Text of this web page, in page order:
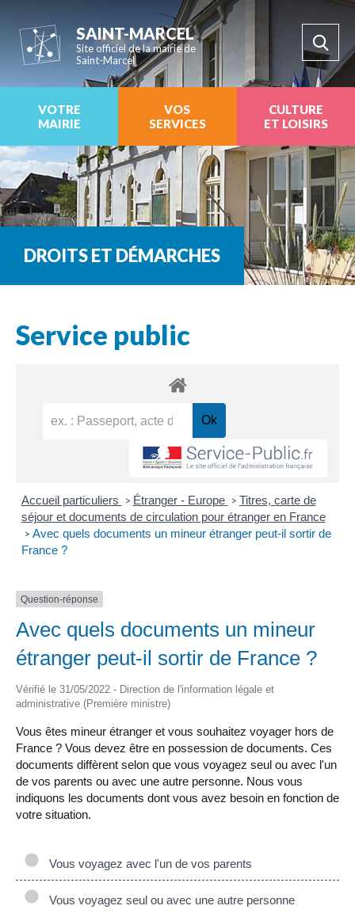
SAINT-MARCEL
Site officiel de la mairie de
Saint-Marcel
VOTRE
MAIRIE
VOS
SERVICES
CULTURE
ET LOISIRS
DROITS ET DÉMARCHES
Service public
Accueil particuliers > Étranger - Europe > Titres, carte de
séjour et documents de circulation pour étranger en France
> Avec quels documents un mineur étranger peut-il sortir de
France ?
Question-réponse
Avec quels documents un mineur
étranger peut-il sortir de France ?
Vérifié le 31/05/2022 - Direction de l'information légale et
administrative (Première ministre)
Vous êtes mineur étranger et vous souhaitez voyager hors de
France ? Vous devez être en possession de documents. Ces
documents diffèrent selon que vous voyagez seul ou avec l'un
de vos parents ou avec une autre personne. Nous vous
indiquons les documents dont vous avez besoin en fonction de
votre situation.
Vous voyagez avec l'un de vos parents
Vous voyagez seul ou avec une autre personne